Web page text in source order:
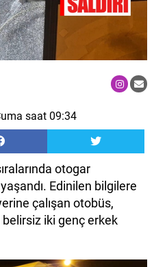
saat 09:34
otogar
Edinilen bilgilere
çalışan otobüs,
iki genç erkek